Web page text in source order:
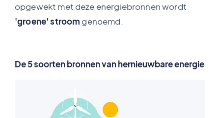
opgewekt met deze energiebronnen wordt
'groene' stroom genoemd.
De 5 soorten bronnen van hernieuwbare energie